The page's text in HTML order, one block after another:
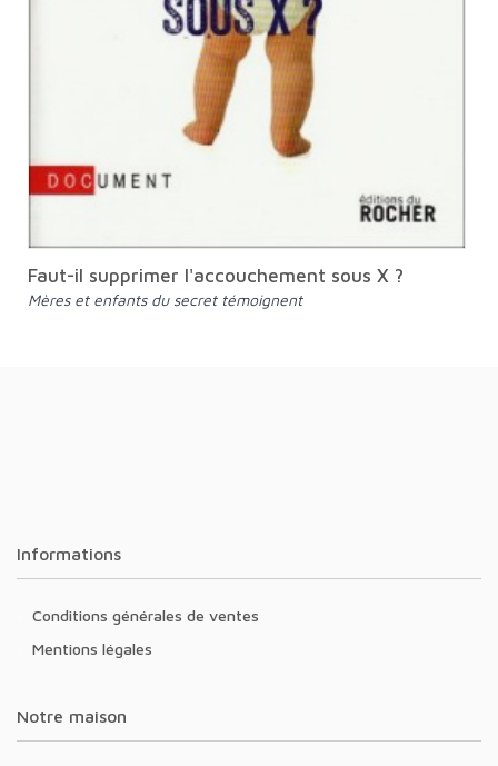
Faut-il supprimer l'accouchement sous X ?
Mères et enfants du secret témoignent
Informations
Conditions générales de ventes
Mentions légales
Notre maison